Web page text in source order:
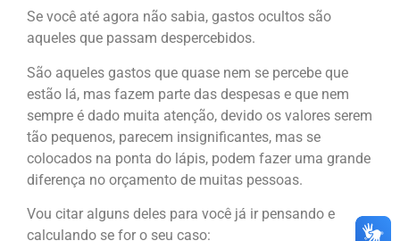
Se você até agora não sabia, gastos ocultos são
aqueles que passam despercebidos.
São aqueles gastos que quase nem se percebe que
estão lá, mas fazem parte das despesas e que nem
sempre é dado muita atenção, devido os valores serem
tão pequenos, parecem insignificantes, mas se
colocados na ponta do lápis, podem fazer uma grande
diferença no orçamento de muitas pessoas.
Vou citar alguns deles para você já ir pensando e
calculando se for o seu caso: